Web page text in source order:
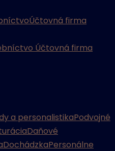
Účtovná firma
Účtovná firma
a personalistikaPodvojné
Daňové
DochádzkaPersonálne